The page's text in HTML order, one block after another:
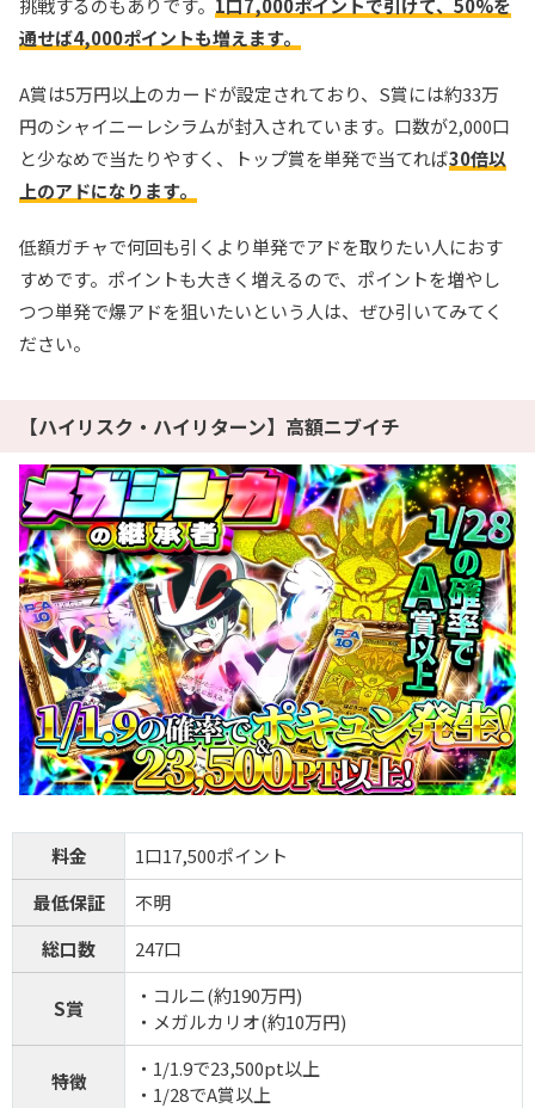
通せば4,000ポイントも増えます。
A賞は5万円以上のカードが設定されており、S賞には約33万
円のシャイニーレシラムが封入されています。口数が2,000口
と少なめで当たりやすく、トップ賞を単発で当てれば30倍以
上のアドになります。
低額ガチャで何回も引くより単発でアドを取りたい人におす
すめです。ポイントも大きく増えるので、ポイントを増やし
つつ単発で爆アドを狙いたいという人は、ぜひ引いてみてく
ださい。
【ハイリスク・ハイリターン】高額ニブイチ
料金
1口17,500ポイント
最低保証
不明
総口数
247口
S賞
・コルニ(約190万円)
・メガルカリオ(約10万円)
特徴
・1/1.9で23,500pt以上
・1/28でA賞以上